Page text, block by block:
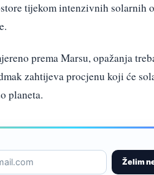
tijekom intenzivnih solarnih
prema Marsu, opažanja
zahtijeva procjenu koji će
planeta.
Želim